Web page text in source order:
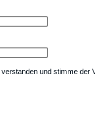
verstanden und stimme der